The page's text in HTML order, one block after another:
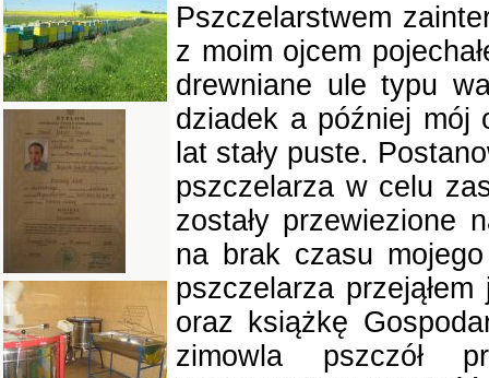
Pszczelarstwem
z moim ojcem
drewniane ule typu
dziadek a później mój
lat stały puste.
pszczelarza w celu
zostały przewiezione
na brak czasu
pszczelarza
oraz książkę
zimowla pszczół